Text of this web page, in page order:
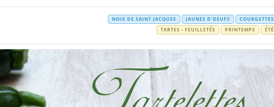
COURGETTES
JAUNES D'OEUFS
NOIX DE SAINT JACQUES
ÉTÉ
PRINTEMPS
TARTES - FEUILLETÉS